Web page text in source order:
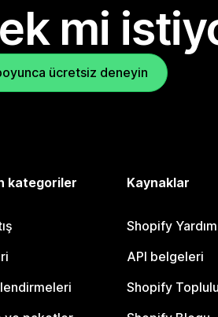
mi
ücretsiz deneyin
kategoriler Kaynaklar
Shopify
API belgeleri
Shopify